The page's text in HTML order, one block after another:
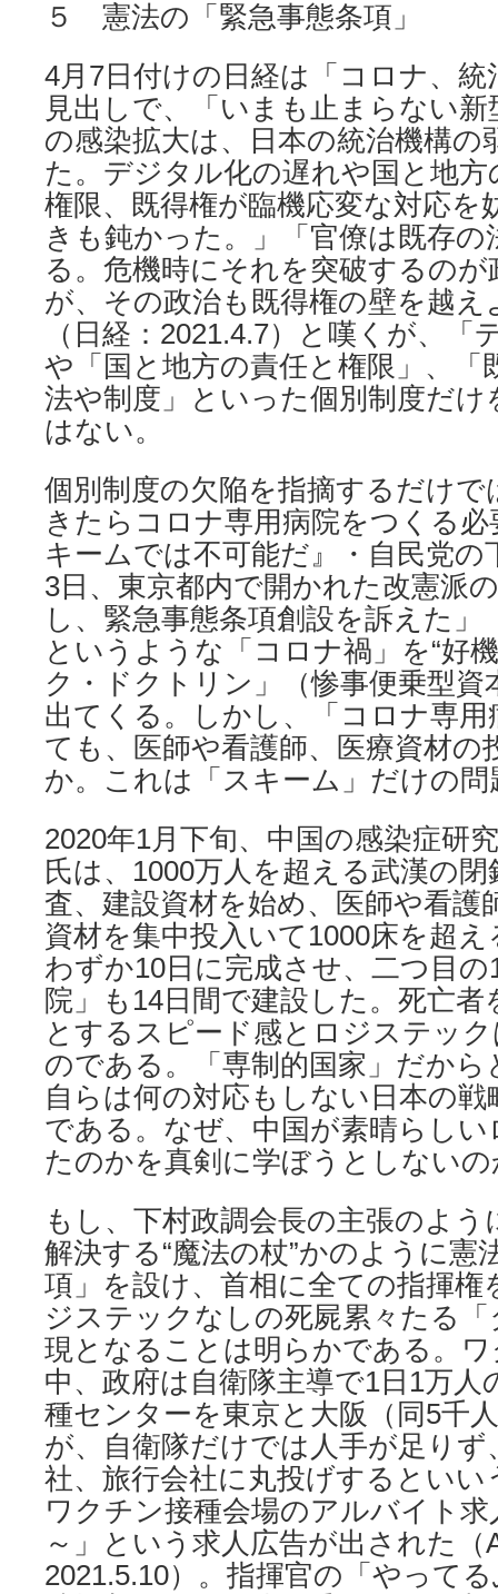
５ 憲法の「緊急事態条項」
4月7日付けの日経は「コロナ、
見出しで、「いまも止まらない
の感染拡大は、日本の統治機構の
た。デジタル化の遅れや国と地
権限、既得権が臨機応変な対応を
きも鈍かった。」「官僚は既存
る。危機時にそれを突破するの
が、その政治も既得権の壁を越
（日経：2021.4.7）と嘆くが、「
や「国と地方の責任と権限」、「
法や制度」といった個別制度だ
はない。
個別制度の欠陥を指摘するだけで
きたらコロナ専用病院をつくる
キームでは不可能だ』・自民党の
3日、東京都内で開かれた改憲派
し、緊急事態条項創設を訴えた」
というような「コロナ禍」を“好
ク・ドクトリン」（惨事便乗型資
出てくる。しかし、「コロナ専
ても、医師や看護師、医療資材の
か。これは「スキーム」だけの問
2020年1月下旬、中国の感染症研
氏は、1000万人を超える武漢の
査、建設資材を始め、医師や看護
資材を集中投入いて1000床を超
わずか10日に完成させ、二つ目の
院」も14日間で建設した。死亡
とするスピード感とロジステッ
のである。「専制的国家」だか
自らは何の対応もしない日本の
である。なぜ、中国が素晴らし
たのかを真剣に学ぼうとしないの
もし、下村政調会長の主張のよ
解決する“魔法の杖”かのように憲
項」を設け、首相に全ての指揮
ジステックなしの死屍累々たる
現となることは明らかである。
中、政府は自衛隊主導で1日1万人
種センターを東京と大阪（同5千
が、自衛隊だけでは人手が足りず
社、旅行会社に丸投げするといい
ワクチン接種会場のアルバイト求
～」という求人広告が出された（
2021.5.10）。指揮官の「やって